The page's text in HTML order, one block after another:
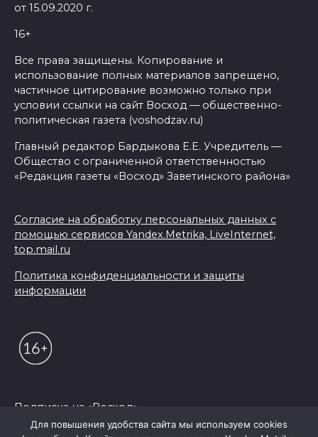
от 15.09.2020 г.
16+
Все права защищены. Копирование и
использование полных материалов запрещено,
частичное цитирование возможно только при
условии ссылки на сайт Восход — общественно-
политическая газета (voshodzav.ru)
Главный редактор Бардыкова Е.Е. Учредитель —
Общество с ограниченной ответственностью
«Редакция газеты «Восход» Заветинского района»
Согласие на обработку персональных данных с
помощью сервисов Yandex.Metrika, LiveInternet,
top.mail.ru
Политика конфиденциальности и защиты
информации
Подписка на «Восход»
Для повышения удобства сайта мы используем cookies